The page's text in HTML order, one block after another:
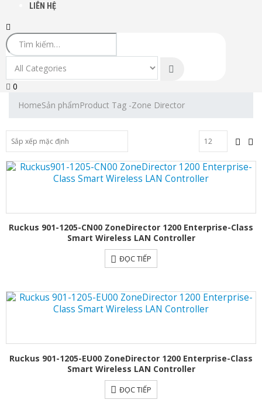
LIÊN HỆ
0
HomeSản phẩmProduct Tag -Zone Director
Ruckus 901-1205-CN00 ZoneDirector 1200 Enterprise-Class
Smart Wireless LAN Controller
ĐỌC TIẾP
Ruckus 901-1205-EU00 ZoneDirector 1200 Enterprise-Class
Smart Wireless LAN Controller
ĐỌC TIẾP